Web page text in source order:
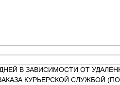
В ЗАВИСИМОСТИ ОТ
КУРЬЕРСКОЙ СЛУЖБОЙ